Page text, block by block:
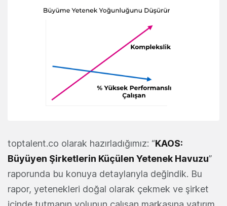
toptalent.co olarak hazırladığımız: “KAOS:
Büyüyen Şirketlerin Küçülen Yetenek Havuzu”
raporunda bu konuya detaylarıyla değindik. Bu
rapor, yetenekleri doğal olarak çekmek ve şirket